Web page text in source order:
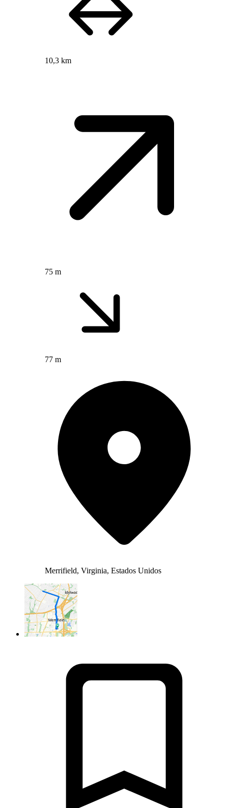
10,3 km
75 m
77 m
Merrifield, Virginia, Estados Unidos